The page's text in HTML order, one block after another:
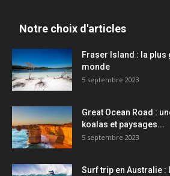
Notre choix d'articles
Fraser Island : la
monde
5 septembre 2023
Great Ocean Road :
koalas et paysages...
5 septembre 2023
Surf trip en Australie :